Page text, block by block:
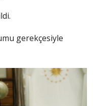
gerekçesiyle